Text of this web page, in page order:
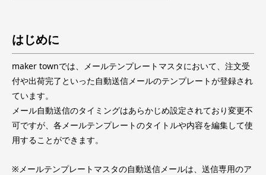
はじめに
maker townでは、メールテンプレートマスタにおいて、注文受
付や出荷完了といった自動送信メールのテンプレートが登録され
ています。
メール自動送信のタイミングはあらかじめ設定されており変更不
可ですが、各メールテンプレートのタイトルや内容を編集して使
用することができます。
※メールテンプレートマスタの自動送信メールは、送信専用のア